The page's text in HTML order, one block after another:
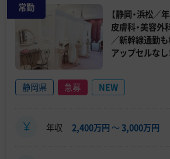
常勤
【静岡・浜松／
皮膚科・美容外
／新幹線通勤
アップセルなし
静岡県 急募 NEW
年収 2,400万円 〜3,000万円